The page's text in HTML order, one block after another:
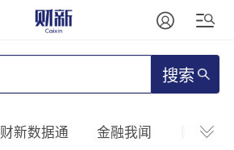
搜索
财新数据通 金融我闻 财新